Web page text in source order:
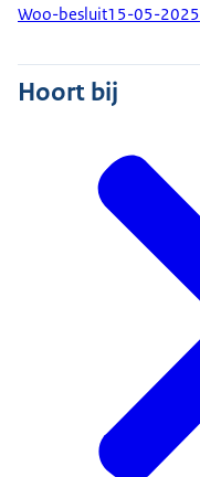
Woo-besluit15-05-2025
Hoort bij